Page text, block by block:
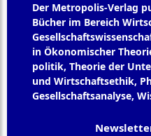
Der Metropolis-Verlag
Bücher im Bereich
in Ökonomischer
politik, Theorie der
und Wirtschaftsethik,
Gesellschaftsanalyse,